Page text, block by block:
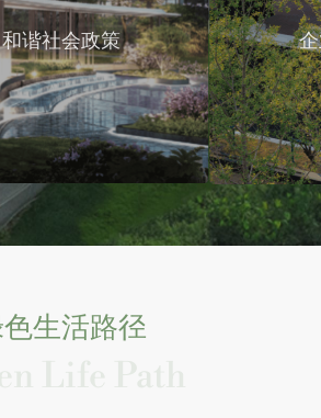
和谐社会政策
生活路径